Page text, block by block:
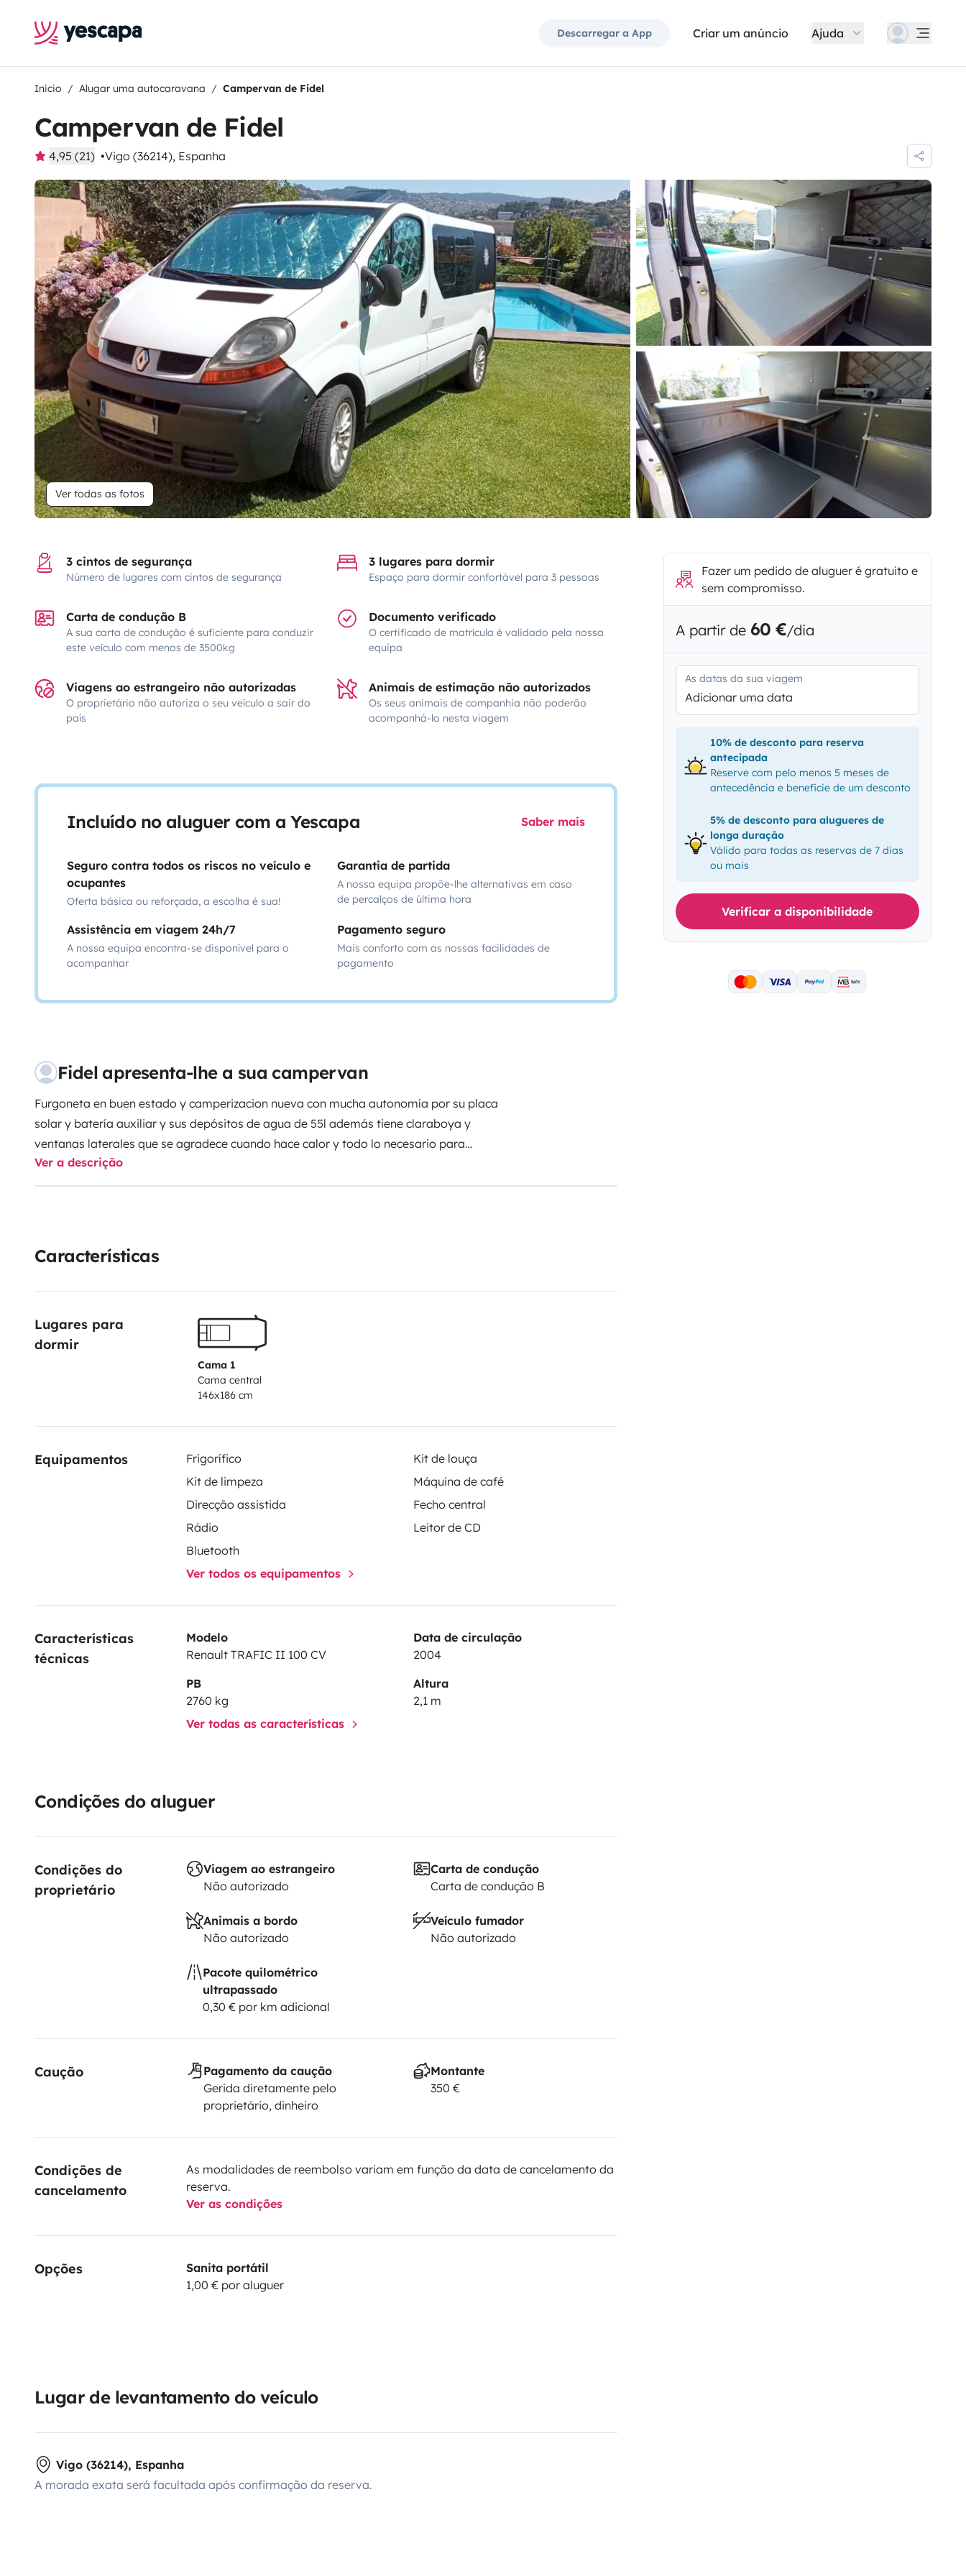
Descarregar a App Criar um anúncio Ajuda
Inicio Alugar uma autocaravana Campervan de Fidel
Campervan de Fidel
4,95 (21) Vigo (36214), Espanha
Ver todas as fotos
3 cintos de segurança
Número de lugares com cintos de segurança
3 lugares para dormir
Espaço para dormir confortável para 3 pessoas
Carta de condução B
A sua carta de condução é suficiente para conduzir
este veículo com menos de 3500kg
Documento verificado
O certificado de matrícula é validado pela nossa
equipa
Viagens ao estrangeiro não autorizadas
O proprietário não autoriza o seu veículo a sair do
país
Animais de estimação não autorizados
Os seus animais de companhia não poderão
acompanhá-lo nesta viagem
Incluído no aluguer com a Yescapa Saber mais
Seguro contra todos os riscos no veículo e
ocupantes
Oferta básica ou reforçada, a escolha é sua!
Garantia de partida
A nossa equipa propõe-lhe alternativas em caso
de percalços de última hora
Assistência em viagem 24h/7
A nossa equipa encontra-se disponível para o
acompanhar
Pagamento seguro
Mais conforto com as nossas facilidades de
pagamento
Fidel apresenta-lhe a sua campervan
Furgoneta en buen estado y camperizacion nueva con mucha autonomía por su placa
solar y batería auxiliar y sus depósitos de agua de 55l además tiene claraboya y
ventanas laterales que se agradece cuando hace calor y todo lo necesario para
disfrutar de una experiencia inolvidable tanto en la naturaleza como en la playa.
Tiene unas dimensiones reducidas que te permite conducirla prácticamente como un
Ver a descrição
Características
Lugares para
dormir
Cama 1
Cama central
146x186 cm
Equipamentos Frigorífico
Kit de louça
Kit de limpeza
Máquina de café
Direcção assistida
Fecho central
Rádio
Leitor de CD
Bluetooth
Ver todos os equipamentos
Características
técnicas
Modelo
Renault TRAFIC II 100 CV
Data de circulação
2004
PB
2760 kg
Altura
2,1 m
Ver todas as características
Condições do aluguer
Condições do
proprietário
Viagem ao estrangeiro
Não autorizado
Carta de condução
Carta de condução B
Animais a bordo
Não autorizado
Veículo fumador
Não autorizado
Pacote quilométrico
ultrapassado
0,30 € por km adicional
Caução
Pagamento da caução
Gerida diretamente pelo
proprietário, dinheiro
Montante
350 €
Condições de
cancelamento
As modalidades de reembolso variam em função da data de cancelamento da
reserva.
Ver as condições
Opções
Sanita portátil
1,00 € por aluguer
Lugar de levantamento do veículo
Vigo (36214), Espanha
A morada exata será facultada após confirmação da reserva.
Fazer um pedido de aluguer é gratuito e
sem compromisso.
A partir de 60 €/dia
As datas da sua viagem
Adicionar uma data
10% de desconto para reserva
antecipada
Reserve com pelo menos 5 meses de
antecedência e beneficie de um desconto
5% de desconto para alugueres de
longa duração
Válido para todas as reservas de 7 dias
ou mais
Verificar a disponibilidade